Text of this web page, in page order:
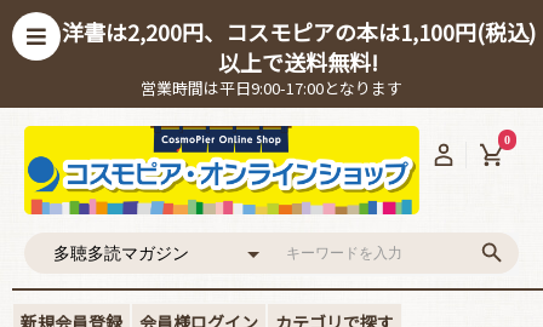
洋書は2,200円、コスモピアの本は1,100円(税込)
以上で送料無料!
営業時間は平日9:00-17:00となります
0
新規会員登録 会員様ログイン
カテゴリで探す